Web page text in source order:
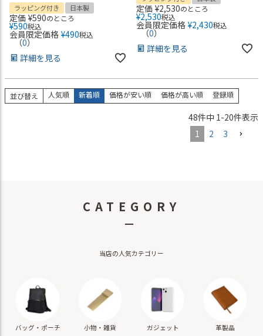
ラッピング付き 日本製
定価 ¥590のところ
¥590税込
会員限定価格 ¥490税込
（0）
詳細を見る
定価 ¥2,530のところ
¥2,530税込
会員限定価格 ¥2,430税込
（0）
詳細を見る
並び替え 人気順 新着順 価格が安い順 価格が高い順 登録順
48件中 1-20件表示
1
2 3
CATEGORY
－
当店の人気カテゴリー
バッグ・ポーチ 小物・雑貨 ガジェット 革製品